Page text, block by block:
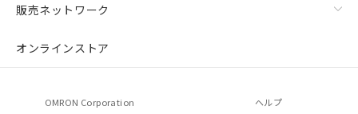
販売ネットワーク
オンラインストア
OMRON Corporation ヘルプ